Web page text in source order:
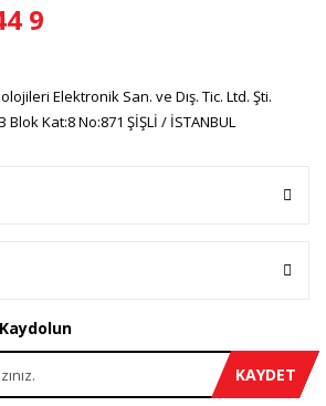
9
Elektronik San. ve Dış. Tic. Ltd. Şti.
Kat:8 No:871 ŞİŞLİ / İSTANBUL
KAYDET